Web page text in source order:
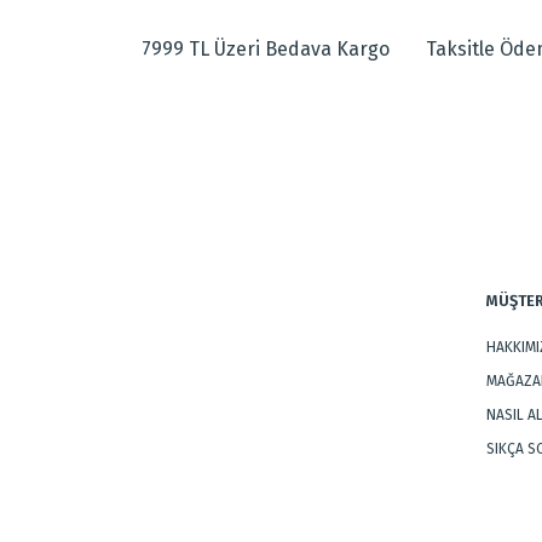
Hav ve toz vermez.Bakımı ve temizliği kolaydır.
Özel boyama işlemi uygulanmıştır.
Ürün resmi kalitesiz, bozuk veya görüntülenemiyor.
7999 TL Üzeri Bedava Kargo Taksitle
NASIL
SIKÇA